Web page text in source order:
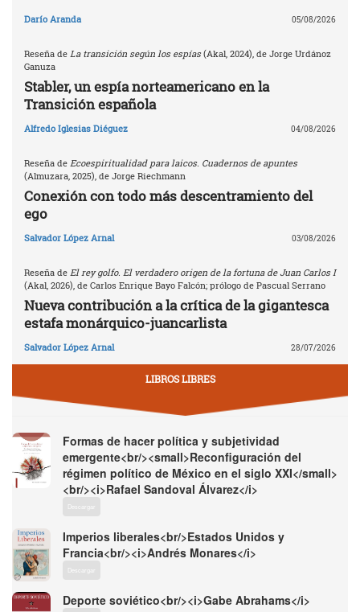
Darío Aranda 05/08/2026
Reseña de La transición según los espías (Akal, 2024), de Jorge Urdánoz
Ganuza
Stabler, un espía norteamericano en la
Transición española
Alfredo Iglesias Diéguez 04/08/2026
Reseña de Ecoespiritualidad para laicos. Cuadernos de apuntes
(Almuzara, 2025), de Jorge Riechmann
Conexión con todo más descentramiento del
ego
Salvador López Arnal 03/08/2026
Reseña de El rey golfo. El verdadero origen de la fortuna de Juan Carlos I
(Akal, 2026), de Carlos Enrique Bayo Falcón; prólogo de Pascual Serrano
Nueva contribución a la crítica de la gigantesca
estafa monárquico-juancarlista
Salvador López Arnal 28/07/2026
LIBROS LIBRES
Formas de hacer política y subjetividad
emergente<br/><small>Reconfiguración del
régimen político de México en el siglo XXI</small>
<br/><i>Rafael Sandoval Álvarez</i>
Descargar
Imperios liberales<br/>Estados Unidos y
Francia<br/><i>Andrés Monares</i>
Descargar
Deporte soviético<br/><i>Gabe Abrahams</i>